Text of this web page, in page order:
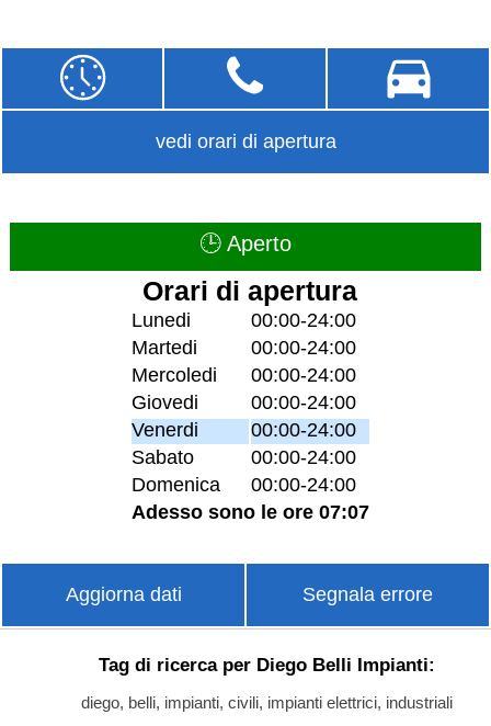
vedi orari di apertura
🕒 Aperto
Orari di apertura
Lunedi
00:00-24:00
Martedi
00:00-24:00
Mercoledi
00:00-24:00
Giovedi
00:00-24:00
Venerdi
00:00-24:00
Sabato
00:00-24:00
Domenica
00:00-24:00
Adesso sono le ore 07:07
Aggiorna dati Segnala errore
Tag di ricerca per Diego Belli Impianti:
diego, belli, impianti, civili, impianti elettrici, industriali